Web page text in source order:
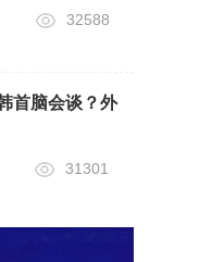
32588
首脑会谈？外
31301